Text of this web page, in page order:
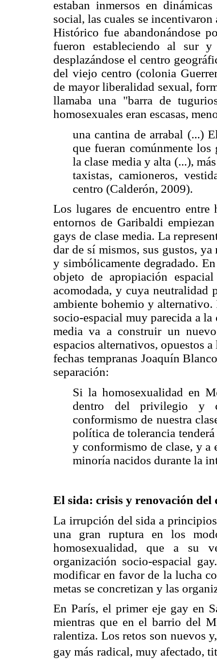
estaban inmersos en
social, las cuales se
Histórico fue abandonándose
fueron estableciendo al sur
desplazándose el centro
del viejo centro (colonia
de mayor liberalidad sexual,
llamaba una "barra de
homosexuales eran escasas,
una cantina de arrabal (...)
que fueran comúnmente
la clase media y alta (...),
taxistas, camioneros,
centro (Calderón, 2009).
Los lugares de encuentro
entornos de Garibaldi
gays de clase media. La
dar de sí mismos, sus gustos,
y simbólicamente degradado.
objeto de apropiación
acomodada, y cuya neutralidad
ambiente bohemio y
socio-espacial muy parecida a
media va a construir un
espacios alternativos, opuestos
fechas tempranas Joaquín
separación:
Si la homosexualidad en
dentro del privilegio y
conformismo de nuestra
política de tolerancia
y conformismo de clase, y a
minoría nacidos durante la
El sida: crisis y renovación del
La irrupción del sida a
una gran ruptura en los
homosexualidad, que a su
organización socio-espacial
modificar en favor de la lucha
metas se concretizan y las
En París, el primer eje gay en
mientras que en el barrio del
ralentiza. Los retos son nuevos
gay más radical, muy afectado,